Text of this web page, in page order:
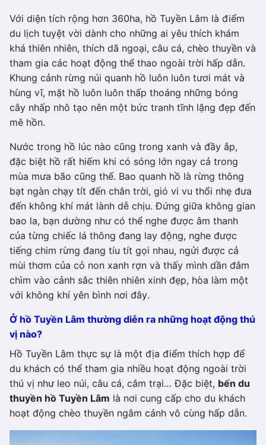
Với diện tích rộng hơn 360ha, hồ Tuyền Lâm là điểm
du lịch tuyệt vời dành cho những ai yêu thích khám
khá thiên nhiên, thích dã ngoại, câu cá, chèo thuyền và
tham gia các hoạt động thể thao ngoài trời hấp dẫn.
Khung cảnh rừng núi quanh hồ luôn luôn tươi mát và
hùng vĩ, mặt hồ luôn luôn thấp thoáng những bóng
cây nhấp nhô tạo nên một bức tranh tĩnh lặng đẹp đến
mê hồn.
Nước trong hồ lúc nào cũng trong xanh và đầy ắp,
đặc biệt hồ rất hiếm khi có sóng lớn ngay cả trong
mùa mưa bão cũng thế. Bao quanh hồ là rừng thông
bạt ngàn chạy tít đến chân trời, gió vi vu thổi nhẹ đưa
đến không khí mát lành dễ chịu. Đứng giữa không gian
bao la, bạn dường như có thể nghe được âm thanh
của từng chiếc lá thông đang lay động, nghe được
tiếng chim rừng đang tíu tít gọi nhau, ngửi được cả
mùi thơm của cỏ non xanh rợn và thấy mình dần đắm
chìm vào cảnh sắc thiên nhiên xinh đẹp, hòa làm một
với không khí yên bình nơi đây.
Ở hồ Tuyền Lâm thường diễn ra những hoạt động thú
vị nào?
Hồ Tuyền Lâm thực sự là một địa điểm thích hợp để
du khách có thể tham gia nhiều hoạt động ngoài trời
thú vị như leo núi, câu cá, cắm trại… Đặc biệt, bến du
thuyền hồ Tuyền Lâm là nơi cung cấp cho du khách
hoạt động chèo thuyền ngắm cảnh vô cùng hấp dẫn.